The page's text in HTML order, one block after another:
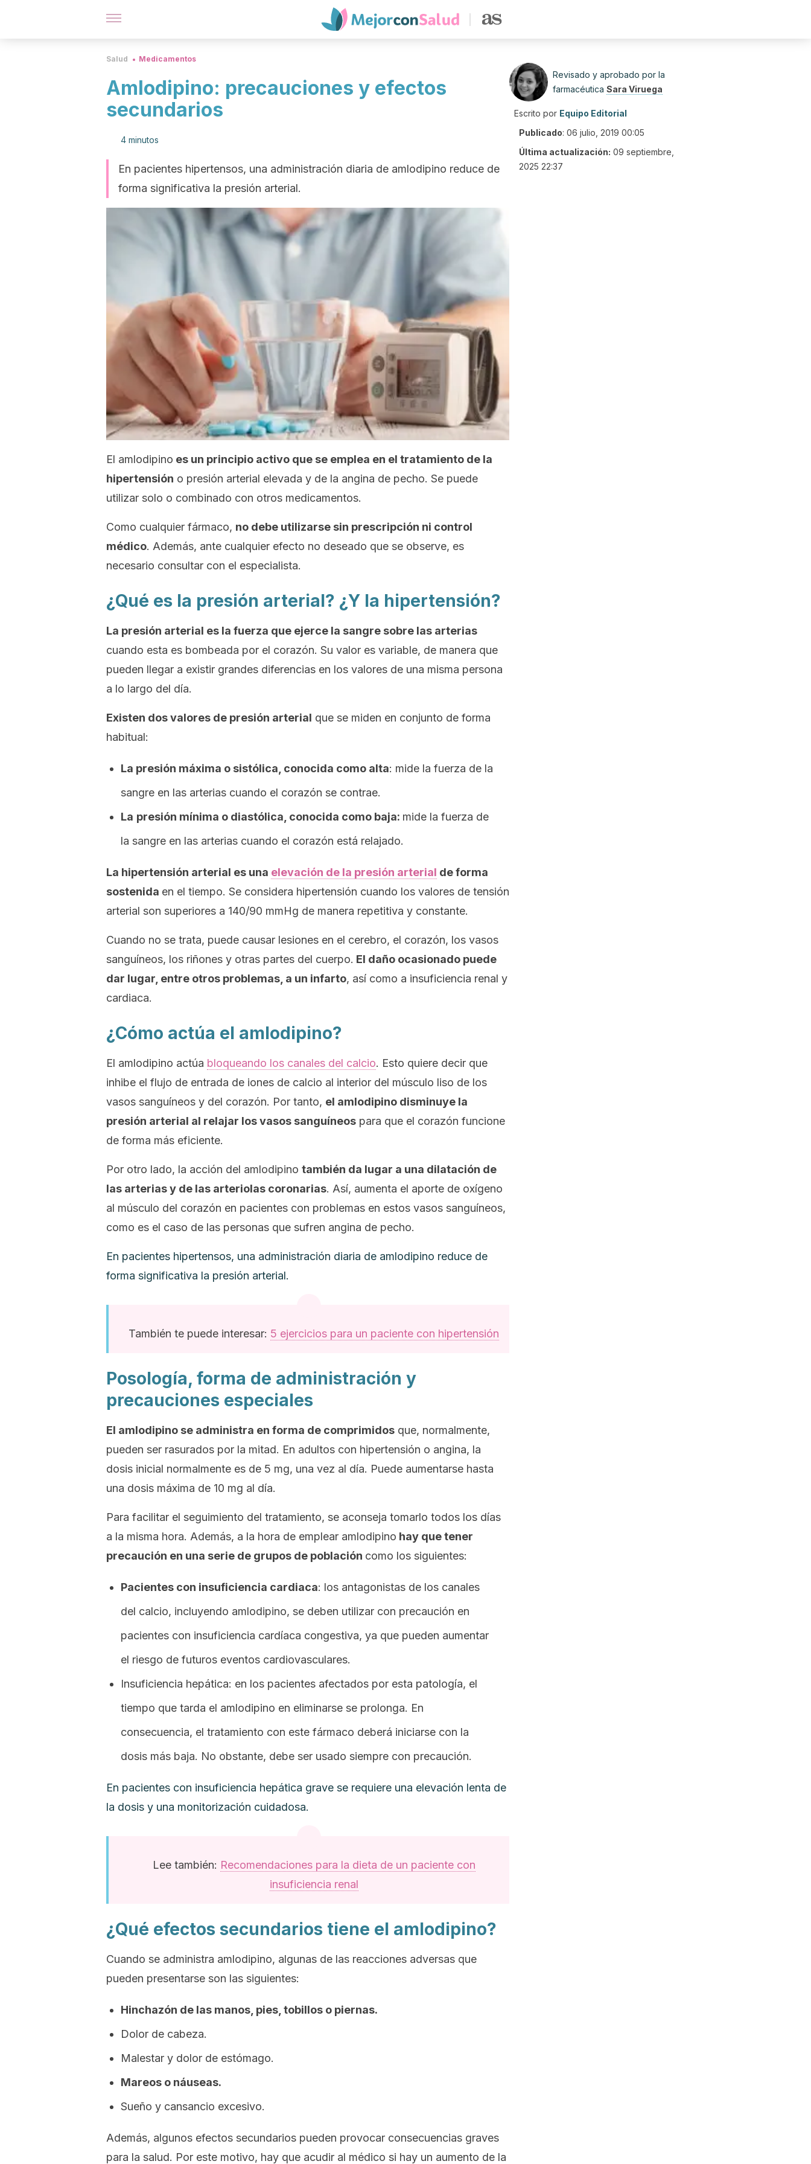
Salud Medicamentos
Amlodipino: precauciones y efectos
secundarios
4 minutos
En pacientes hipertensos, una administración diaria de amlodipino reduce de
forma significativa la presión arterial.
El amlodipino es un principio activo que se emplea en el tratamiento de la
hipertensión o presión arterial elevada y de la angina de pecho. Se puede
utilizar solo o combinado con otros medicamentos.
Como cualquier fármaco, no debe utilizarse sin prescripción ni control
médico. Además, ante cualquier efecto no deseado que se observe, es
necesario consultar con el especialista.
¿Qué es la presión arterial? ¿Y la hipertensión?
La presión arterial es la fuerza que ejerce la sangre sobre las arterias
cuando esta es bombeada por el corazón. Su valor es variable, de manera que
pueden llegar a existir grandes diferencias en los valores de una misma persona
a lo largo del día.
Existen dos valores de presión arterial que se miden en conjunto de forma
habitual:
La presión máxima o sistólica, conocida como alta: mide la fuerza de la
sangre en las arterias cuando el corazón se contrae.
La presión mínima o diastólica, conocida como baja: mide la fuerza de
la sangre en las arterias cuando el corazón está relajado.
La hipertensión arterial es una elevación de la presión arterial de forma
sostenida en el tiempo. Se considera hipertensión cuando los valores de tensión
arterial son superiores a 140/90 mmHg de manera repetitiva y constante.
Cuando no se trata, puede causar lesiones en el cerebro, el corazón, los vasos
sanguíneos, los riñones y otras partes del cuerpo. El daño ocasionado puede
dar lugar, entre otros problemas, a un infarto, así como a insuficiencia renal y
cardiaca.
¿Cómo actúa el amlodipino?
El amlodipino actúa bloqueando los canales del calcio. Esto quiere decir que
inhibe el flujo de entrada de iones de calcio al interior del músculo liso de los
vasos sanguíneos y del corazón. Por tanto, el amlodipino disminuye la
presión arterial al relajar los vasos sanguíneos para que el corazón funcione
de forma más eficiente.
Por otro lado, la acción del amlodipino también da lugar a una dilatación de
las arterias y de las arteriolas coronarias. Así, aumenta el aporte de oxígeno
al músculo del corazón en pacientes con problemas en estos vasos sanguíneos,
como es el caso de las personas que sufren angina de pecho.
En pacientes hipertensos, una administración diaria de amlodipino reduce de
forma significativa la presión arterial.
También te puede interesar: 5 ejercicios para un paciente con hipertensión
Posología, forma de administración y
precauciones especiales
El amlodipino se administra en forma de comprimidos que, normalmente,
pueden ser rasurados por la mitad. En adultos con hipertensión o angina, la
dosis inicial normalmente es de 5 mg, una vez al día. Puede aumentarse hasta
una dosis máxima de 10 mg al día.
Para facilitar el seguimiento del tratamiento, se aconseja tomarlo todos los días
a la misma hora. Además, a la hora de emplear amlodipino hay que tener
precaución en una serie de grupos de población como los siguientes:
Pacientes con insuficiencia cardiaca: los antagonistas de los canales
del calcio, incluyendo amlodipino, se deben utilizar con precaución en
pacientes con insuficiencia cardíaca congestiva, ya que pueden aumentar
el riesgo de futuros eventos cardiovasculares.
Insuficiencia hepática: en los pacientes afectados por esta patología, el
tiempo que tarda el amlodipino en eliminarse se prolonga. En
consecuencia, el tratamiento con este fármaco deberá iniciarse con la
dosis más baja. No obstante, debe ser usado siempre con precaución.
En pacientes con insuficiencia hepática grave se requiere una elevación lenta de
la dosis y una monitorización cuidadosa.
Lee también: Recomendaciones para la dieta de un paciente con
insuficiencia renal
¿Qué efectos secundarios tiene el amlodipino?
Cuando se administra amlodipino, algunas de las reacciones adversas que
pueden presentarse son las siguientes:
Hinchazón de las manos, pies, tobillos o piernas.
Dolor de cabeza.
Malestar y dolor de estómago.
Mareos o náuseas.
Sueño y cansancio excesivo.
Además, algunos efectos secundarios pueden provocar consecuencias graves
para la salud. Por este motivo, hay que acudir al médico si hay un aumento de la
Revisado y aprobado por la
farmacéutica Sara Viruega
Escrito por Equipo Editorial
Publicado: 06 julio, 2019 00:05
Última actualización: 09 septiembre,
2025 22:37